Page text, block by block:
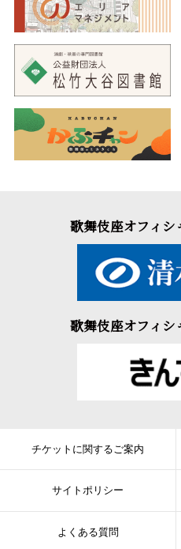
歌舞伎座オフィ
歌舞伎座オフィ
チケットに関するご案内
サイトポリシー
よくある質問